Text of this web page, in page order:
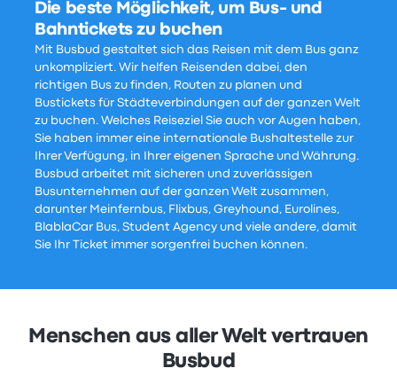
Die beste Möglichkeit, um Bus- und
Bahntickets zu buchen
Mit Busbud gestaltet sich das Reisen mit dem Bus ganz
unkompliziert. Wir helfen Reisenden dabei, den
richtigen Bus zu finden, Routen zu planen und
Bustickets für Städteverbindungen auf der ganzen Welt
zu buchen. Welches Reiseziel Sie auch vor Augen haben,
Sie haben immer eine internationale Bushaltestelle zur
Ihrer Verfügung, in Ihrer eigenen Sprache und Währung.
Busbud arbeitet mit sicheren und zuverlässigen
Busunternehmen auf der ganzen Welt zusammen,
darunter Meinfernbus, Flixbus, Greyhound, Eurolines,
BlablaCar Bus, Student Agency und viele andere, damit
Sie Ihr Ticket immer sorgenfrei buchen können.
Menschen aus aller Welt vertrauen
Busbud